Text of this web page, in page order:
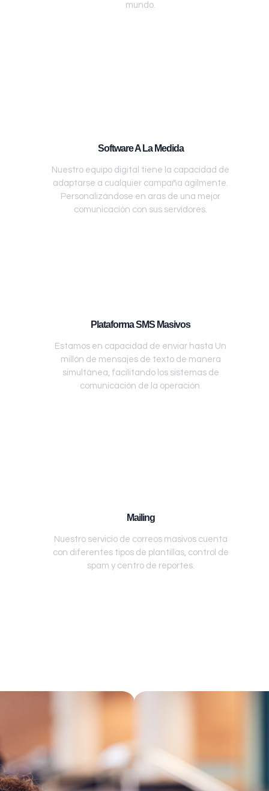
mundo.
Software A La Medida
Nuestro equipo digital tiene la capacidad de
adaptarse a cualquier campaña ágilmente.
Personalizándose en aras de una mejor
comunicación con sus servidores.
Plataforma SMS Masivos
Estamos en capacidad de enviar hasta Un
millón de mensajes de texto de manera
simultánea, facilitando los sistemas de
comunicación de la operación.
Mailing
Nuestro servicio de correos masivos cuenta
con diferentes tipos de plantillas, control de
spam y centro de reportes.